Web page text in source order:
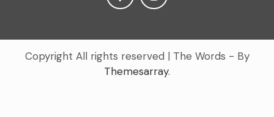
Copyright All rights reserved | The Words - By
Themesarray.